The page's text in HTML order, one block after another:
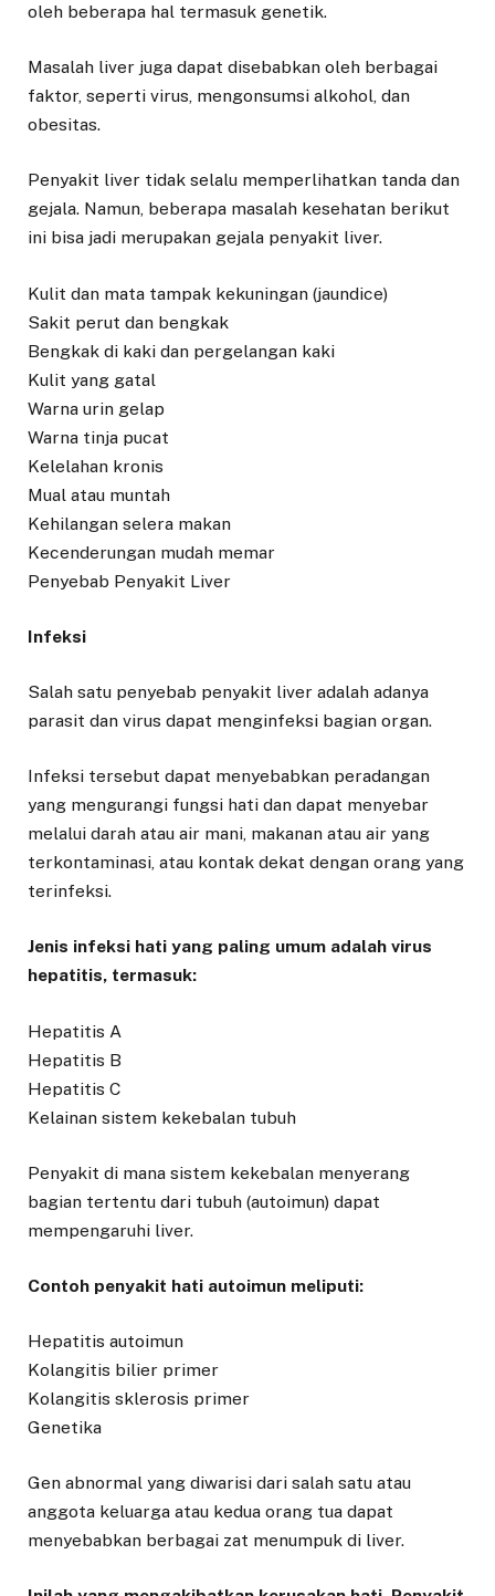
oleh beberapa hal termasuk genetik.
Masalah liver juga dapat disebabkan oleh berbagai
faktor, seperti virus, mengonsumsi alkohol, dan
obesitas.
Penyakit liver tidak selalu memperlihatkan tanda dan
gejala. Namun, beberapa masalah kesehatan berikut
ini bisa jadi merupakan gejala penyakit liver.
Kulit dan mata tampak kekuningan (jaundice)
Sakit perut dan bengkak
Bengkak di kaki dan pergelangan kaki
Kulit yang gatal
Warna urin gelap
Warna tinja pucat
Kelelahan kronis
Mual atau muntah
Kehilangan selera makan
Kecenderungan mudah memar
Penyebab Penyakit Liver
Infeksi
Salah satu penyebab penyakit liver adalah adanya
parasit dan virus dapat menginfeksi bagian organ.
Infeksi tersebut dapat menyebabkan peradangan
yang mengurangi fungsi hati dan dapat menyebar
melalui darah atau air mani, makanan atau air yang
terkontaminasi, atau kontak dekat dengan orang yang
terinfeksi.
Jenis infeksi hati yang paling umum adalah virus
hepatitis, termasuk:
Hepatitis A
Hepatitis B
Hepatitis C
Kelainan sistem kekebalan tubuh
Penyakit di mana sistem kekebalan menyerang
bagian tertentu dari tubuh (autoimun) dapat
mempengaruhi liver.
Contoh penyakit hati autoimun meliputi:
Hepatitis autoimun
Kolangitis bilier primer
Kolangitis sklerosis primer
Genetika
Gen abnormal yang diwarisi dari salah satu atau
anggota keluarga atau kedua orang tua dapat
menyebabkan berbagai zat menumpuk di liver.